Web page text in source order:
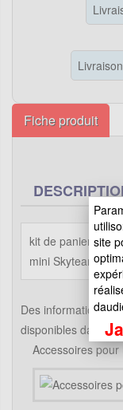
Fiche produit
kit de panier
mini Skyteam
Des informations
disponibles dans le
Accessoires
site